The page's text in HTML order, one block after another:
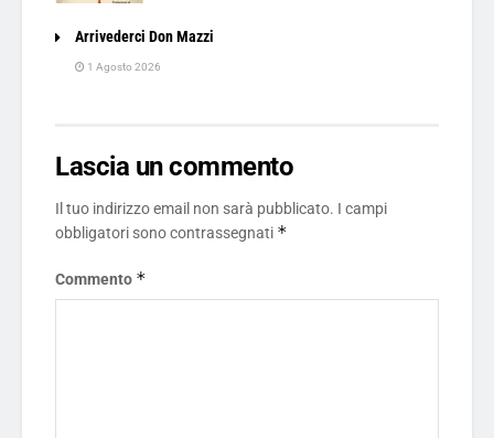
Arrivederci Don Mazzi
1 Agosto 2026
Lascia un commento
Il tuo indirizzo email non sarà pubblicato. I campi
obbligatori sono contrassegnati *
Commento *